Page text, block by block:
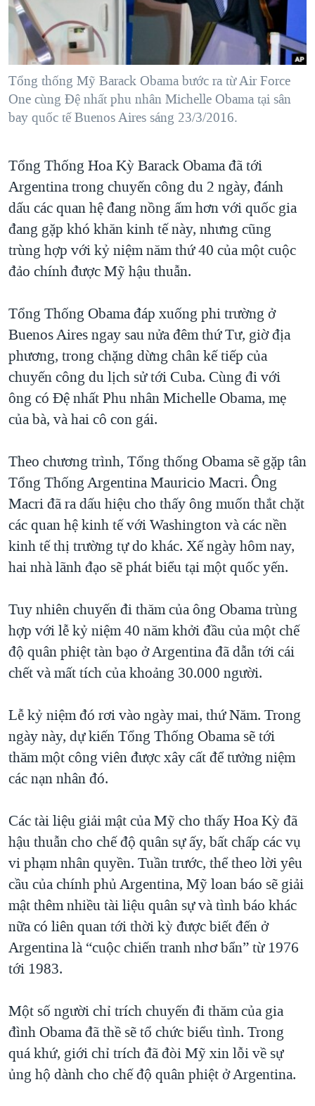
"Tìm"NGƯỜI VIỆT HẢI NGOẠI
ĐỜI SỐNG
KINH TẾ
KHOA HỌC
SỨC KHOẺ
THỂ THAO
GIÁO DỤC
TẠI
HÀNH TRÌNH BẦU CỬ 2024
MỘT NĂM CHIẾN TRANH TẠI DẢI GAZA
GIẢI MÃ VÀNH ĐAI & CON ĐƯỜNG
NGÀY TỊ NẠN THẾ GIỚI
CHI PHÍ CHIẾN TRANH AFGHANISTAN
CÁC GIÁ TRỊ CỘNG HÒA Ở VIỆT NAM
THƯỢNG ĐỈNH TRUMP-KIM TẠI VIỆT NAM
TRỊNH VĨNH BÌNH VS. CHÍNH PHỦ VIỆT NAM
NGƯ DÂN VIỆT VÀ LÀN SÓNG TRỘM HẢI SÂM
BÊN KIA QUỐC LỘ: TIẾNG VỌNG TỪ NÔNG THÔN MỸ
QUAN HỆ VIỆT MỸ
VIDEO
NGHE
MẠNG XÃ HỘI
Tổng thống Mỹ Barack Obama bước ra từ Air Force
One cùng Đệ nhất phu nhân Michelle Obama tại sân
bay quốc tế Buenos Aires sáng 23/3/2016.
Tổng Thống Hoa Kỳ Barack Obama đã tới
Argentina trong chuyến công du 2 ngày, đánh
dấu các quan hệ đang nồng ấm hơn với quốc gia
đang gặp khó khăn kinh tế này, nhưng cũng
trùng hợp với kỷ niệm năm thứ 40 của một cuộc
đảo chính được Mỹ hậu thuẫn.
Tổng Thống Obama đáp xuống phi trường ở
Buenos Aires ngay sau nửa đêm thứ Tư, giờ địa
phương, trong chặng dừng chân kế tiếp của
chuyến công du lịch sử tới Cuba. Cùng đi với
ông có Đệ nhất Phu nhân Michelle Obama, mẹ
của bà, và hai cô con gái.
Theo chương trình, Tổng thống Obama sẽ gặp tân
Tổng Thống Argentina Mauricio Macri. Ông
Macri đã ra dấu hiệu cho thấy ông muốn thắt chặt
các quan hệ kinh tế với Washington và các nền
kinh tế thị trường tự do khác. Xế ngày hôm nay,
hai nhà lãnh đạo sẽ phát biểu tại một quốc yến.
Tuy nhiên chuyến đi thăm của ông Obama trùng
hợp với lễ kỷ niệm 40 năm khởi đầu của một chế
độ quân phiệt tàn bạo ở Argentina đã dẫn tới cái
chết và mất tích của khoảng 30.000 người.
Lễ kỷ niệm đó rơi vào ngày mai, thứ Năm. Trong
ngày này, dự kiến Tổng Thống Obama sẽ tới
thăm một công viên được xây cất để tưởng niệm
các nạn nhân đó.
Các tài liệu giải mật của Mỹ cho thấy Hoa Kỳ đã
hậu thuẫn cho chế độ quân sự ấy, bất chấp các vụ
vi phạm nhân quyền. Tuần trước, thể theo lời yêu
cầu của chính phủ Argentina, Mỹ loan báo sẽ giải
mật thêm nhiều tài liệu quân sự và tình báo khác
nữa có liên quan tới thời kỳ được biết đến ở
Argentina là “cuộc chiến tranh nhơ bẩn” từ 1976
tới 1983.
Một số người chỉ trích chuyến đi thăm của gia
đình Obama đã thề sẽ tổ chức biểu tình. Trong
quá khứ, giới chỉ trích đã đòi Mỹ xin lỗi về sự
ủng hộ dành cho chế độ quân phiệt ở Argentina.